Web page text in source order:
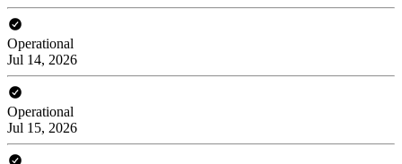
Operational
Jul 14, 2026
Operational
Jul 15, 2026